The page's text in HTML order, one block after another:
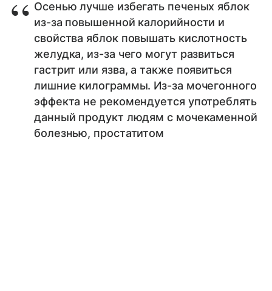
Осенью лучше избегать печеных яблок
из-за повышенной калорийности и
свойства яблок повышать кислотность
желудка, из-за чего могут развиться
гастрит или язва, а также появиться
лишние килограммы. Из-за мочегонного
эффекта не рекомендуется употреблять
данный продукт людям с мочекаменной
болезнью, простатитом